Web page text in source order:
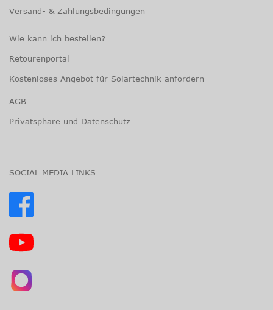
Versand- & Zahlungsbedingungen
Wie kann ich bestellen?
Retourenportal
Kostenloses Angebot für Solartechnik anfordern
AGB
Privatsphäre und Datenschutz
SOCIAL MEDIA LINKS